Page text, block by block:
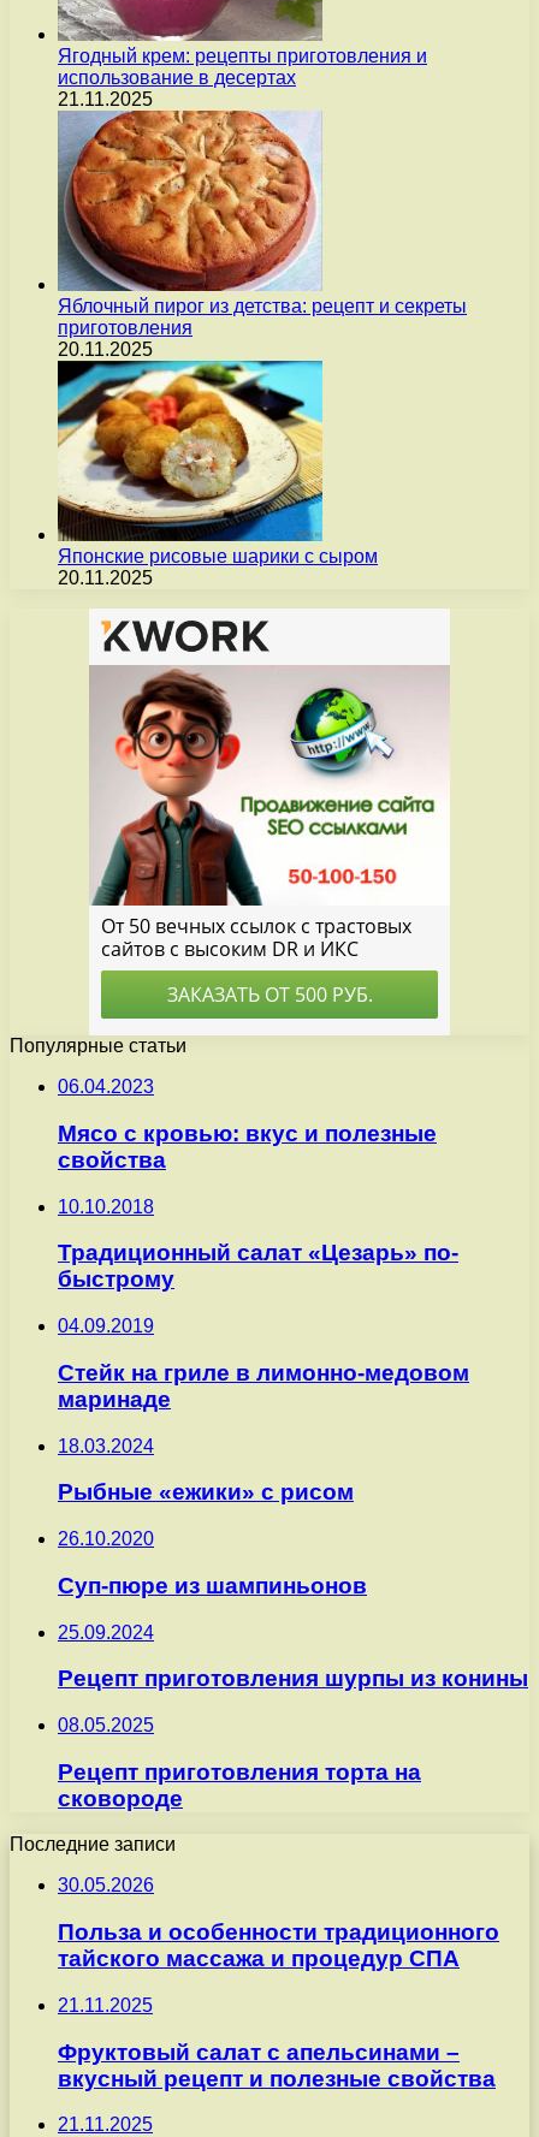
Ягодный крем: рецепты приготовления и
использование в десертах
21.11.2025
Яблочный пирог из детства: рецепт и секреты
приготовления
20.11.2025
Японские рисовые шарики с сыром
20.11.2025
Популярные статьи
06.04.2023
Мясо с кровью: вкус и полезные
свойства
10.10.2018
Традиционный салат «Цезарь» по-
быстрому
04.09.2019
Стейк на гриле в лимонно-медовом
маринаде
18.03.2024
Рыбные «ежики» с рисом
26.10.2020
Суп-пюре из шампиньонов
25.09.2024
Рецепт приготовления шурпы из конины
08.05.2025
Рецепт приготовления торта на
сковороде
Последние записи
30.05.2026
Польза и особенности традиционного
тайского массажа и процедур СПА
21.11.2025
Фруктовый салат с апельсинами –
вкусный рецепт и полезные свойства
21.11.2025